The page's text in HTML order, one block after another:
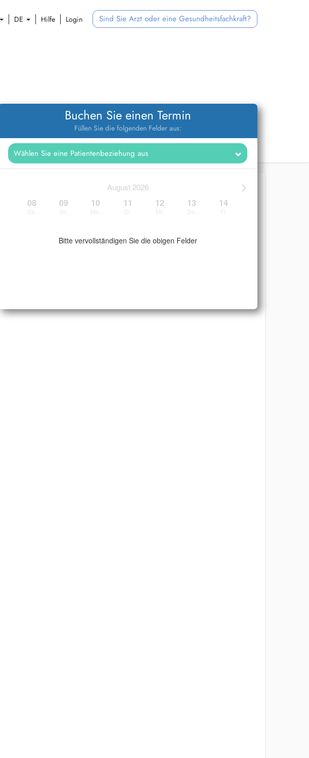
DE Hilfe Login Sind Sie Arzt oder eine Gesundheitsfachkraft?
Buchen Sie einen Termin
Füllen Sie die folgenden Felder aus:
>
August 2026
08 09 10 11 12 13 14
Bitte vervollständigen Sie die obigen Felder